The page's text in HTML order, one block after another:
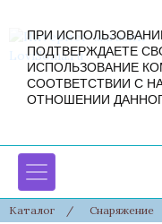
Каталог / Снаряжение
ПРИ
ПОДТВЕРЖДАЕТЕ
ИСПОЛЬЗОВАНИЕ
СООТВЕТСТВИИ С
ОТНОШЕНИИ